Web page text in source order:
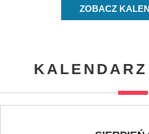
ZOBACZ